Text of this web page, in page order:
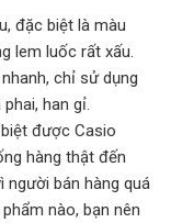
đặc biệt là màu
lem luốc rất xấu.
chỉ sử dụng
han gỉ.
được Casio
hàng thật đến
người bán hàng quá
nào, bạn nên